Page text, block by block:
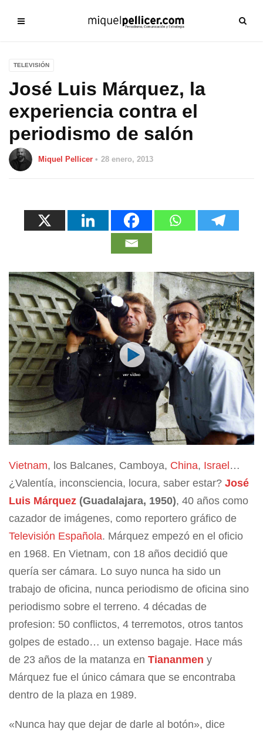
TELEVISIÓN
José Luis Márquez, la
experiencia contra el
periodismo de salón
Miquel Pellicer 28 enero, 2013
Vietnam, los Balcanes, Camboya, China, Israel …
¿Valentía, inconsciencia, locura, saber estar? José
Luis Márquez (Guadalajara, 1950), 40 años como
cazador de imágenes, como reportero gráfico de
Televisión Española. Márquez empezó en el oficio
en 1968. En Vietnam, con 18 años decidió que
quería ser cámara. Lo suyo nunca ha sido un
trabajo de oficina, nunca periodismo de oficina sino
periodismo sobre el terreno. 4 décadas de
profesion: 50 conflictos, 4 terremotos, otros tantos
golpes de estado… un extenso bagaje. Hace más
de 23 años de la matanza en Tiananmen y
Márquez fue el único cámara que se encontraba
dentro de la plaza en 1989.
«Nunca hay que dejar de darle al botón», dice